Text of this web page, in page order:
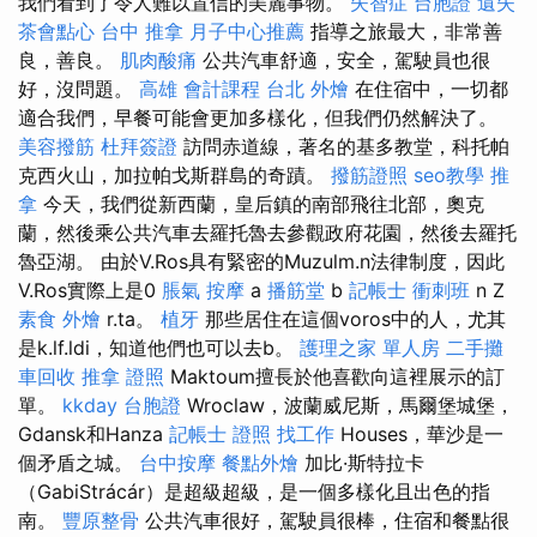
茶會點心 台中 推拿 月子中心推薦 指導之旅最大，非常善
良，善良。 肌肉酸痛 公共汽車舒適，安全，駕駛員也很
好，沒問題。 高雄 會計課程 台北 外燴 在住宿中，一切都
適合我們，早餐可能會更加多樣化，但我們仍然解決了。
美容撥筋 杜拜簽證 訪問赤道線，著名的基多教堂，科托帕
克西火山，加拉帕戈斯群島的奇蹟。 撥筋證照 seo教學 推
拿 今天，我們從新西蘭，皇后鎮的南部飛往北部，奧克
蘭，然後乘公共汽車去羅托魯去參觀政府花園，然後去羅托
魯亞湖。 由於V.Ros具有緊密的Muzulm.n法律制度，因此
V.Ros實際上是0 脹氣 按摩 a 播筋堂 b 記帳士 衝刺班 n Z
素食 外燴 r.ta。 植牙 那些居住在這個voros中的人，尤其
是k.lf.ldi，知道他們也可以去b。 護理之家 單人房 二手攤
車回收 推拿 證照 Maktoum擅長於他喜歡向這裡展示的訂
單。 kkday 台胞證 Wroclaw，波蘭威尼斯，馬爾堡城堡，
Gdansk和Hanza 記帳士 證照 找工作 Houses，華沙是一
個矛盾之城。 台中按摩 餐點外燴 加比·斯特拉卡
（GabiStrácár）是超級超級，是一個多樣化且出色的指
南。 豐原整骨 公共汽車很好，駕駛員很棒，住宿和餐點很